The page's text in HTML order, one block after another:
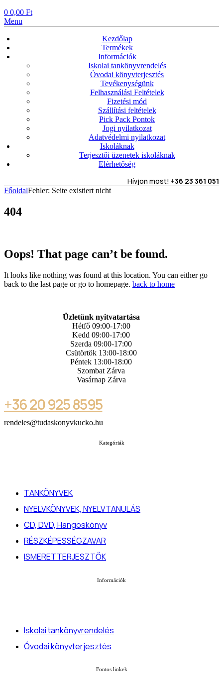
0 0,00 Ft
Menu
Kezdőlap
Termékek
Információk
Iskolai tankönyvrendelés
Óvodai könyvterjesztés
Tevékenységünk
Felhasználási Feltételek
Fizetési mód
Szállítási feltételek
Pick Pack Pontok
Jogi nyilatkozat
Adatvédelmi nyilatkozat
Iskoláknak
Terjesztői üzenetek iskoláknak
Elérhetőség
Hívjon most! +36 23 361 051
FőoldalFehler: Seite existiert nicht
404
Oops! That page can’t be found.
It looks like nothing was found at this location. You can either go
back to the last page or go to homepage. back to home
Üzletünk nyitvatartása
Hétfő 09:00-17:00
Kedd 09:00-17:00
Szerda 09:00-17:00
Csütörtök 13:00-18:00
Péntek 13:00-18:00
Szombat Zárva
Vasárnap Zárva
+36 20 925 8595
rendeles@tudaskonyvkucko.hu
Kategóriák
TANKÖNYVEK
NYELVKÖNYVEK, NYELVTANULÁS
CD, DVD, Hangoskönyv
RÉSZKÉPESSÉGZAVAR
ISMERETTERJESZTŐK
Információk
Iskolai tankönyvrendelés
Óvodai könyvterjesztés
Fontos linkek